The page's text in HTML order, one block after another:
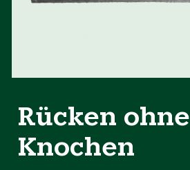
Rücken ohne
Knochen